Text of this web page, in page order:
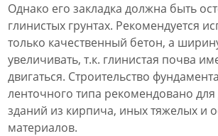
Однако его закладка должна быть
глинистых грунтах. Рекомендуется
только качественный бетон, а
увеличивать, т.к. глинистая почва
двигаться. Строительство
ленточного типа рекомендовано
зданий из кирпича, иных тяжелых и
материалов.